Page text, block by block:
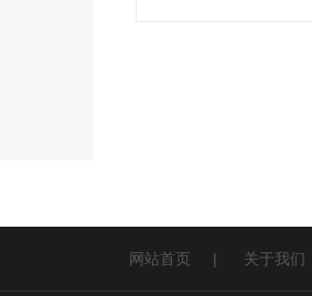
网站首页 | 关于我们